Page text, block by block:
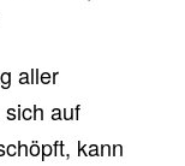
aller
auf
kann